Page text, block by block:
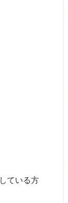
ている方